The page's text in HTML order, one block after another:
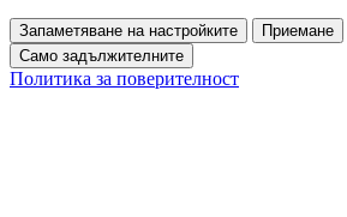
Запаметяване на настройките
Приемане
Само задължителните
Политика за поверителност